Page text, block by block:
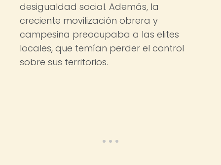
desigualdad social. Además, la
creciente movilización obrera y
campesina preocupaba a las elites
locales, que temían perder el control
sobre sus territorios.